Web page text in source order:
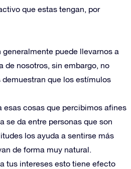
que estas tengan, por
puede llevarnos a
de nosotros, sin embargo, no
que los estímulos
cosas que percibimos afines
se da entre personas que son
los ayuda a sentirse más
de forma muy natural.
tus intereses esto tiene efecto